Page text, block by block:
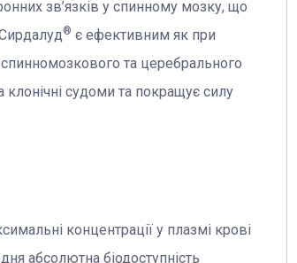
зв’язків у спинному мозку, що
Сирдалуд® є ефективним як при
спинномозкового та церебрального
судоми та покращує силу
концентрації у плазмі крові
абсолютна біодоступність